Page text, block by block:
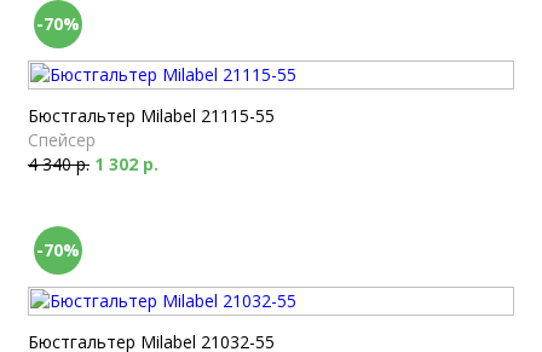
-70%
Бюстгальтер Milabel 21115-55
Спейсер
4 340 р. 1 302 р.
-70%
Бюстгальтер Milabel 21032-55